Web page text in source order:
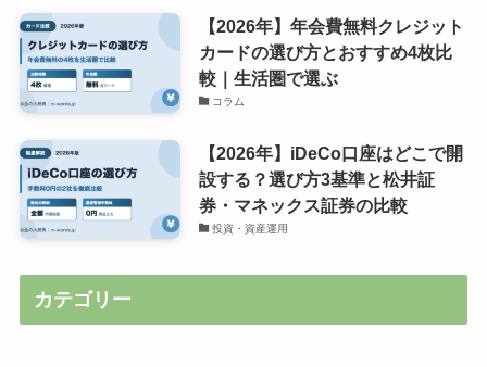
【2026年】年会費無料クレジット
カードの選び方とおすすめ4枚比
較｜生活圏で選ぶ
コラム
【2026年】iDeCo口座はどこで開
設する？選び方3基準と松井証
券・マネックス証券の比較
投資・資産運用
カテゴリー